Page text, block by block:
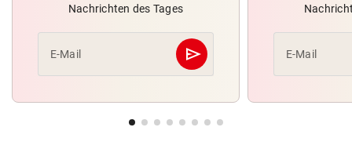
Nachrichten des Tages
E-Mail send
Abschicken E-Mail